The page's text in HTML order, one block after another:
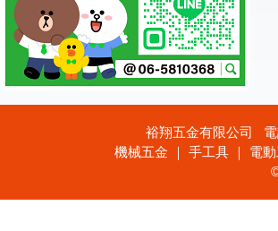
裕翔五金有限公司
機械五金 ｜ 手工具 ｜ 電